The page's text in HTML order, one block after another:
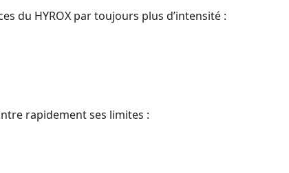
du HYROX par toujours plus d’intensité :
rapidement ses limites :